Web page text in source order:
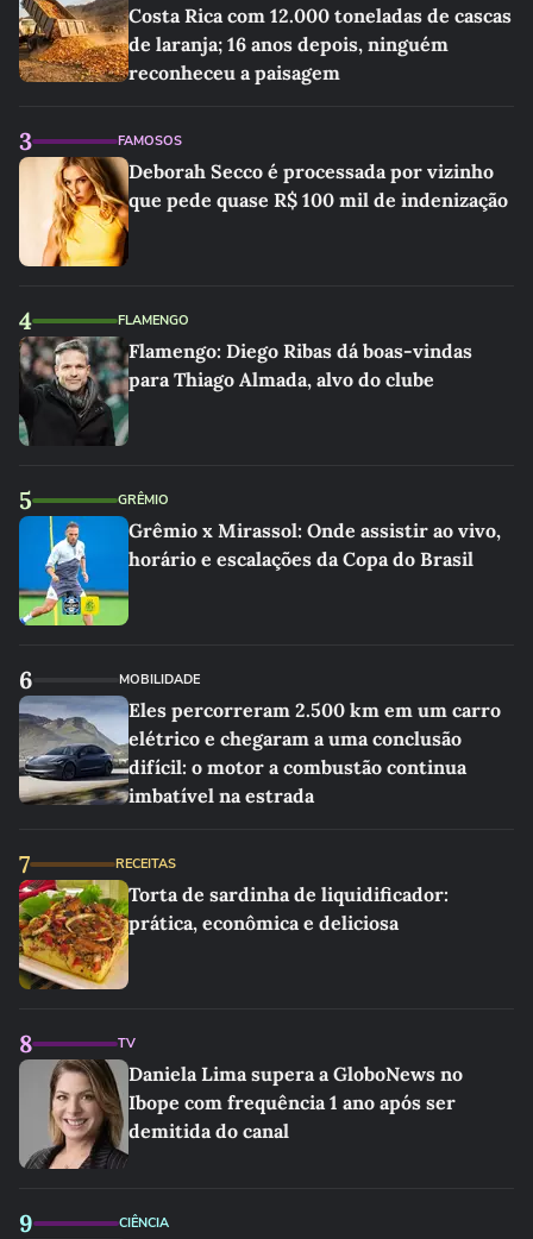
Costa Rica com 12.000 toneladas de cascas
de laranja; 16 anos depois, ninguém
reconheceu a paisagem
3 FAMOSOS
Deborah Secco é processada por vizinho
que pede quase R$ 100 mil de indenização
4 FLAMENGO
Flamengo: Diego Ribas dá boas-vindas
para Thiago Almada, alvo do clube
5 GRÊMIO
Grêmio x Mirassol: Onde assistir ao vivo,
horário e escalações da Copa do Brasil
6 MOBILIDADE
Eles percorreram 2.500 km em um carro
elétrico e chegaram a uma conclusão
difícil: o motor a combustão continua
imbatível na estrada
7 RECEITAS
Torta de sardinha de liquidificador:
prática, econômica e deliciosa
8 TV
Daniela Lima supera a GloboNews no
Ibope com frequência 1 ano após ser
demitida do canal
9 CIÊNCIA